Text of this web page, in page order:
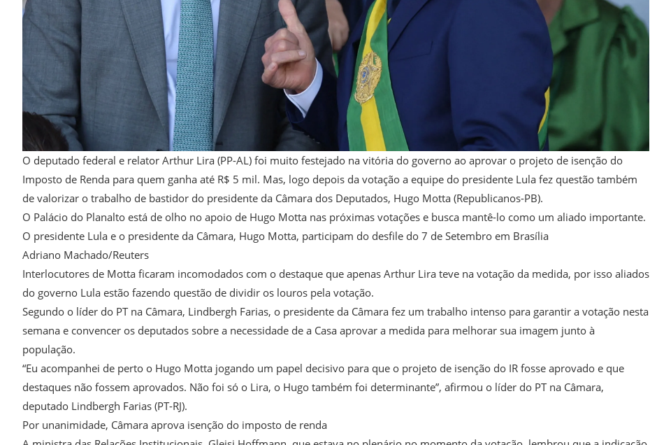
O deputado federal e relator Arthur Lira (PP-AL) foi muito festejado na vitória do governo ao aprovar o projeto de isenção do
Imposto de Renda para quem ganha até R$ 5 mil. Mas, logo depois da votação a equipe do presidente Lula fez questão também
de valorizar o trabalho de bastidor do presidente da Câmara dos Deputados, Hugo Motta (Republicanos-PB).
O Palácio do Planalto está de olho no apoio de Hugo Motta nas próximas votações e busca mantê-lo como um aliado importante.
O presidente Lula e o presidente da Câmara, Hugo Motta, participam do desfile do 7 de Setembro em Brasília
Adriano Machado/Reuters
Interlocutores de Motta ficaram incomodados com o destaque que apenas Arthur Lira teve na votação da medida, por isso aliados
do governo Lula estão fazendo questão de dividir os louros pela votação.
Segundo o líder do PT na Câmara, Lindbergh Farias, o presidente da Câmara fez um trabalho intenso para garantir a votação nesta
semana e convencer os deputados sobre a necessidade de a Casa aprovar a medida para melhorar sua imagem junto à
população.
“Eu acompanhei de perto o Hugo Motta jogando um papel decisivo para que o projeto de isenção do IR fosse aprovado e que
destaques não fossem aprovados. Não foi só o Lira, o Hugo também foi determinante”, afirmou o líder do PT na Câmara,
deputado Lindbergh Farias (PT-RJ).
Por unanimidade, Câmara aprova isenção do imposto de renda